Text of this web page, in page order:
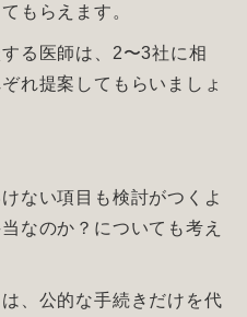
もらえます。
る医師は、2〜3社に相
れ提案してもらいましょ
ない項目も検討がつくよ
なのか？についても考え
、公的な手続きだけを代